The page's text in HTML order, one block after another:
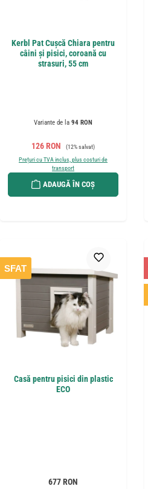
Kerbl Pat Cușcă Chiara pentru
câini și pisici, coroană cu
strasuri, 55 cm
Variante de la 94 RON
Preț de vânzare:
126 RON Preț obișnuit:
(12% salvat)
Prețuri cu TVA inclus, plus costuri de
transport
ADAUGĂ ÎN COȘ
SFAT
Casă pentru pisici din plastic
ECO
Preț obișnuit:
677 RON